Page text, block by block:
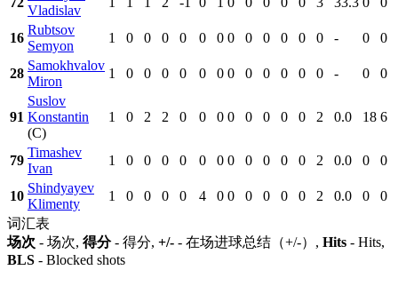
Vladislav
16
Rubtsov
Semyon
1 0 0 0 0 0 0 0 0 0 0 0 0 - 0 0
28
Samokhvalov
Miron
1 0 0 0 0 0 0 0 0 0 0 0 0 - 0 0
91
Suslov
Konstantin
(C)
1 0 2 2 0 0 0 0 0 0 0 0 2 0.0 18 6
79
Timashev
Ivan
1 0 0 0 0 0 0 0 0 0 0 0 2 0.0 0 0
10
Shindyayev
Klimenty
1 0 0 0 0 4 0 0 0 0 0 0 2 0.0 0
0
词汇表
场次 - 场次, 得分- 得分, +/- - 在场进球总结（+/-）, Hits - Hits,
BLS - Blocked shots